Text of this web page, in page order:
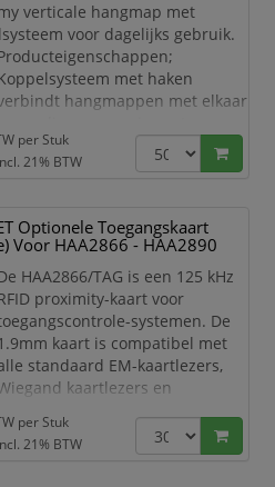
verticale hangmap met
voor dagelijks gebruik.
met haken
hangmappen met elkaar
met verwisselbare
metalen hangsysteem.
jaar garantie
per Stuk
21% BTW
Optionele Toegangskaart
Voor HAA2866 - HAA2890
HAA2866/TAG is een 125 kHz
proximity-kaart voor
systemen. De
kaart is compatibel met
standaard EM-kaartlezers,
kaartlezers en
sterk ABS, moeilijk te plooien
per Stuk
21% BTW